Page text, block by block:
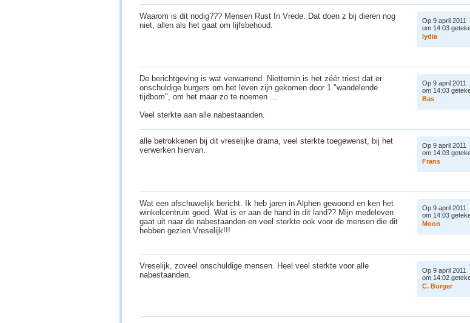
Waarom is dit nodig??? Mensen Rust In Vrede. Dat doen z bij dieren nog
niet, allen als het gaat om lijfsbehoud.
Op 9 april 2011
om 14:03
lydia
De berichtgeving is wat verwarrend. Niettemin is het zéér triest dat er
onschuldige burgers om het leven zijn gekomen door 1 "wandelende
tijdbom", om het maar zo te noemen ...
Veel sterkte aan alle nabestaanden.
Op 9 april 2011
om 14:03
Bas
alle betrokkenen bij dit vreselijke drama, veel sterkte toegewenst, bij het
verwerken hiervan.
Op 9 april 2011
om 14:03
Frans
Wat een afschuwelijk bericht. Ik heb jaren in Alphen gewoond en ken het
winkelcentrum goed. Wat is er aan de hand in dit land?? Mijn medeleven
gaat uit naar de nabestaanden en veel sterkte ook voor de mensen die dit
hebben gezien.Vreselijk!!!
Op 9 april 2011
om 14:03
Moon
Vreselijk, zoveel onschuldige mensen. Heel veel sterkte voor alle
nabestaanden.
Op 9 april 2011
om 14:02
C. Burger